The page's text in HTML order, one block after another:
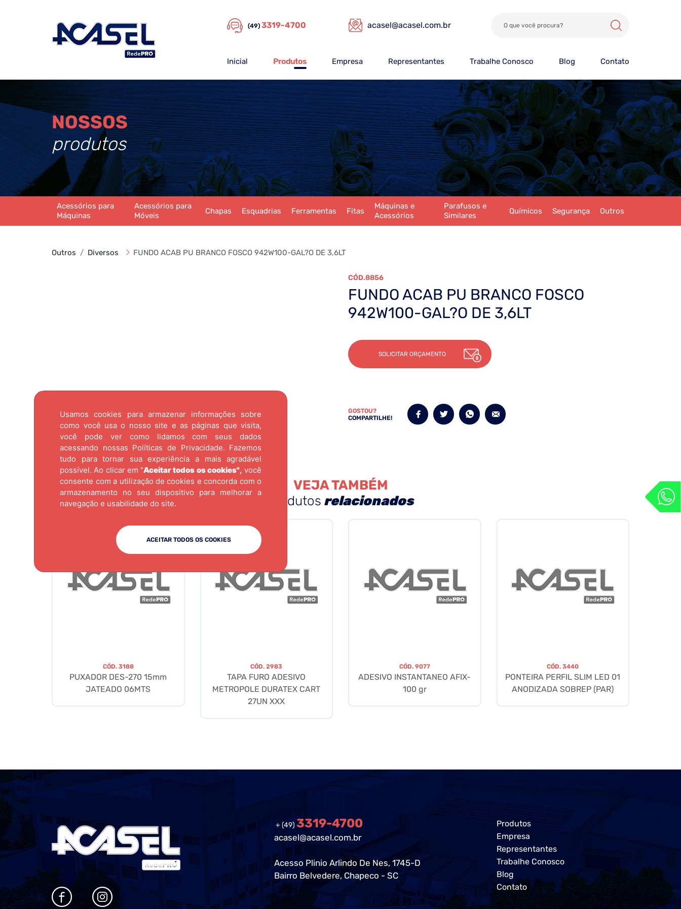
Usamos cookies para armazenar informações sobre
como você usa o nosso site e as páginas que visita,
você pode ver como lidamos com seus dados
acessando nossas Políticas de Privacidade. Fazemos
tudo para tornar sua experiência a mais agradável
possível. Ao clicar em "Aceitar todos os cookies", você
consente com a utilização de cookies e concorda com o
armazenamento no seu dispositivo para melhorar a
navegação e usabilidade do site.
ACEITAR TODOS OS COOKIES
(49) 3319-4700 acasel@acasel.com.br
Inicial Produtos Empresa Representantes Trabalhe Conosco Blog Contato
NOSSOS
produtos
Acessórios para
Máquinas
Acessórios para
Móveis
Chapas Esquadrias Ferramentas Fitas
Máquinas e
Acessórios
Parafusos e
Similares
Químicos Segurança Outros
Outros Diversos FUNDO ACAB PU BRANCO FOSCO 942W100-GAL?O DE 3,6LT
8856
FUNDO ACAB PU BRANCO FOSCO
942W100-GAL?O DE 3,6LT
SOLICITAR ORÇAMENTO
GOSTOU?
COMPARTILHE!
VEJA TAMBÉM
produtos relacionados
CÓD. 3188
PUXADOR DES-270 15mm
JATEADO 06MTS
CÓD.2983
TAPA FURO ADESIVO
METROPOLE DURATEX CART
27UN XXX
CÓD. 9077
ADESIVO INSTANTANEO AFIX-
100 gr
CÓD.3440
PONTEIRA PERFIL SLIM LED 01
ANODIZADA SOBREP (PAR)
+ (49) 3319-4700
acasel@acasel.com.br
Acesso Plinio Arlindo De Nes, 1745-D
Bairro Belvedere, Chapeco - SC
Produtos
Empresa
Representantes
Trabalhe Conosco
Blog
Contato